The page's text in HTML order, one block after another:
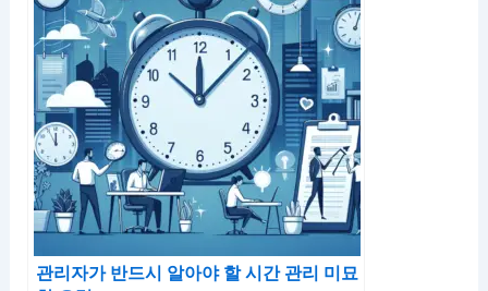
관리자가 반드시 알아야 할 시간 관리 미묘